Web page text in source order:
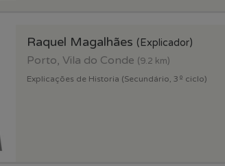
Raquel Magalhães (Explicador)
Porto, Vila do Conde (9.2 km)
Explicações de Historia (Secundário, 3º ciclo)